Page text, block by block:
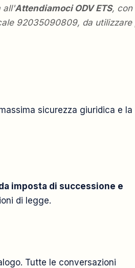
all'Attendiamoci ODV ETS, con
92035090809, da utilizzare
sicurezza giuridica e la
imposta di successione e
di legge.
Tutte le conversazioni